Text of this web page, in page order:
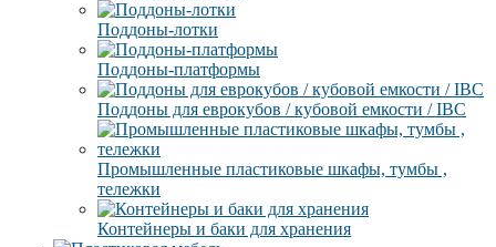
Поддоны-лотки
Поддоны-платформы
Поддоны для еврокубов / кубовой емкости / IBC
Промышленные пластиковые шкафы, тумбы ,
тележки
Контейнеры и баки для хранения